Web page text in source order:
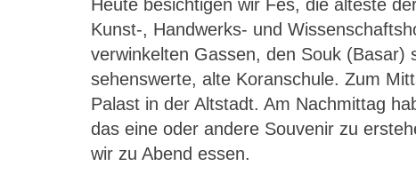
Heute besichtigen wir Fes, die älteste
Kunst-, Handwerks- und
verwinkelten Gassen, den Souk
sehenswerte, alte Koranschule. Zum
Palast in der Altstadt. Am Nachmittag
das eine oder andere Souvenir zu
wir zu Abend essen.